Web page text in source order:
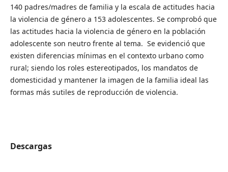
140 padres/madres de familia y la escala de actitudes hacia
la violencia de género a 153 adolescentes. Se comprobó que
las actitudes hacia la violencia de género en la población
adolescente son neutro frente al tema. Se evidenció que
existen diferencias mínimas en el contexto urbano como
rural; siendo los roles estereotipados, los mandatos de
domesticidad y mantener la imagen de la familia ideal las
formas más sutiles de reproducción de violencia.
Descargas